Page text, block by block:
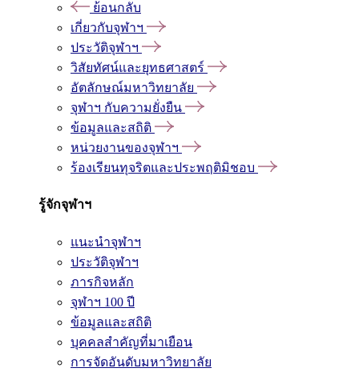
ย้อนกลับ
เกี่ยวกับจุฬาฯ
ประวัติจุฬาฯ
วิสัยทัศน์และยุทธศาสตร์
อัตลักษณ์มหาวิทยาลัย
จุฬาฯ กับความยั่งยืน
ข้อมูลและสถิติ
หน่วยงานของจุฬาฯ
ร้องเรียนทุจริตและประพฤติมิชอบ
รู้จักจุฬาฯ
แนะนำจุฬาฯ
ประวัติจุฬาฯ
ภารกิจหลัก
จุฬาฯ 100 ปี
ข้อมูลและสถิติ
บุคคลสำคัญที่มาเยือน
การจัดอันดับมหาวิทยาลัย